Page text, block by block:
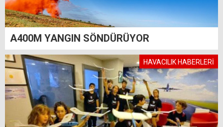
A400M YANGIN SÖNDÜRÜYOR
HAVACILIK HABERLERİ